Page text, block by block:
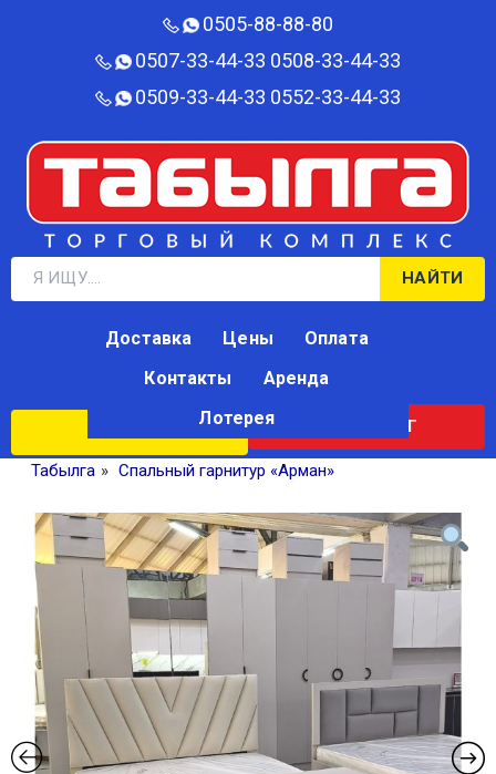
0505-88-88-80‬
0507-33-44-33 0508-33-44-33
0509-33-44-33 0552-33-44-33
НАЙТИ
КАТАЛОГ
Доставка Цены
Оплата
Контакты
Аренда
Лотерея
Табылга » Спальный гарнитур «Арман»